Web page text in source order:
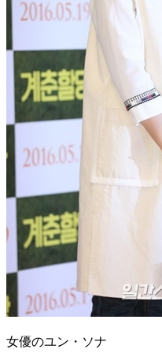
女優のユン・ソナ